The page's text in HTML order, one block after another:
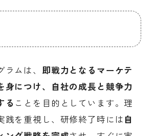
ムは、 即戦力となるマーケテ
身につけ、自社の成長と競争力
る ことを目的としています。理
践を重視し、研修終了時には 自